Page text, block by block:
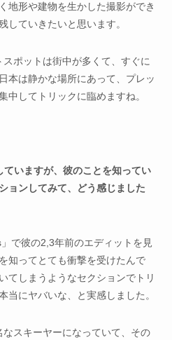
地形や建物を生かした撮影ができ
していきたいと思います。
ポットは街中が多くて、すぐに
本は静かな場所にあって、プレッ
中してトリックに臨めますね。
いますが、彼のことを知ってい
ョンしてみて、どう感じました
で彼の2,3年前のエディットを見
知ってとても衝撃を受けたんで
てしまうようなセクションでトリ
当にヤバいな、と実感しました。
スキーヤーになっていて、その